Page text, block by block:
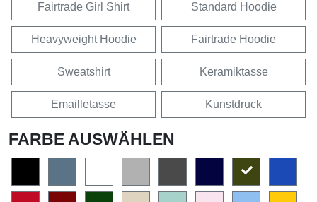
Fairtrade Girl Shirt Standard Hoodie
Heavyweight Hoodie Fairtrade Hoodie
Sweatshirt Keramiktasse
Emailletasse Kunstdruck
FARBE AUSWÄHLEN